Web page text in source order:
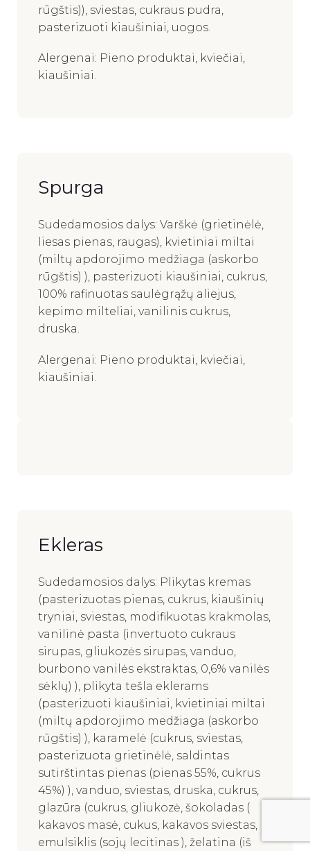
rūgštis)), sviestas, cukraus pudra,
pasterizuoti kiaušiniai, uogos.
Alergenai: Pieno produktai, kviečiai,
kiaušiniai.
Spurga
Sudedamosios dalys: Varškė (grietinėlė,
liesas pienas, raugas), kvietiniai miltai
(miltų apdorojimo medžiaga (askorbo
rūgštis) ), pasterizuoti kiaušiniai, cukrus,
100% rafinuotas saulėgrąžų aliejus,
kepimo milteliai, vanilinis cukrus,
druska.
Alergenai: Pieno produktai, kviečiai,
kiaušiniai.
Ekleras
Sudedamosios dalys: Plikytas kremas
(pasterizuotas pienas, cukrus, kiaušinių
tryniai, sviestas, modifikuotas krakmolas,
vanilinė pasta (invertuoto cukraus
sirupas, gliukozės sirupas, vanduo,
burbono vanilės ekstraktas, 0,6% vanilės
sėklų) ), plikyta tešla eklerams
(pasterizuoti kiaušiniai, kvietiniai miltai
(miltų apdorojimo medžiaga (askorbo
rūgštis) ), karamelė (cukrus, sviestas,
pasterizuota grietinėlė, saldintas
sutirštintas pienas (pienas 55%, cukrus
45%) ), vanduo, sviestas, druska, cukrus,
glazūra (cukrus, gliukozė, šokoladas (
kakavos masė, cukus, kakavos sviestas,
emulsiklis (sojų lecitinas ), želatina (iš